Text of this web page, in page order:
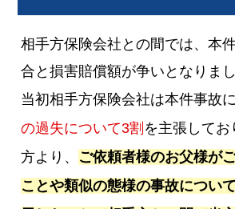
相手方保険会社との間では、本
合と損害賠償額が争いとなりまし
当初相手方保険会社は本件事故
の過失について3割 を主張してお
方より、 ご依頼者様のお父様が
ことや類似の態様の事故につい